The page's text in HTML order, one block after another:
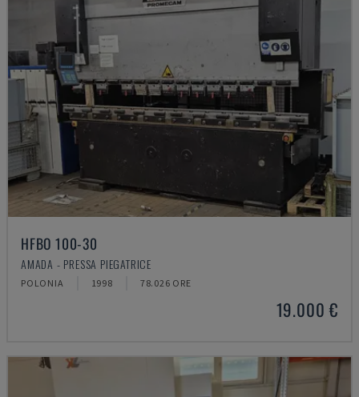
HFBO 100-30
AMADA - PRESSA PIEGATRICE
POLONIA 1998 78.026 ORE
19.000 €